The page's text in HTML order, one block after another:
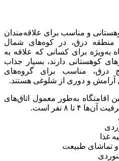
و مناسب برای علاقه‌مندان
درق، در کوه‌های شمال
به‌ویژه برای کسانی که علاقه به
کوهستانی دارند، بسیار جذاب
درق، مناسب برای گروه‌های
آرامش و دوری از شلوغی هستند.
اقامتگاه به‌طور معمول اتاق‌های
تا ۸ نفر است.
غذا
تماشای طبیعت